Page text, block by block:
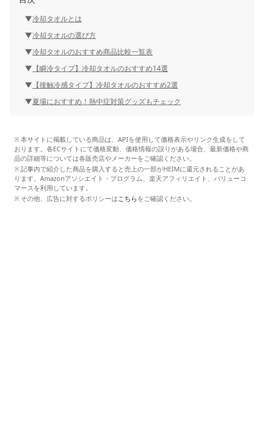
冷却タオルとは
冷却タオルの選び方
冷却タオルのおすすめ商品比較一覧表
【瞬冷タイプ】冷却タオルのおすすめ14選
【接触冷感タイプ】冷却タオルのおすすめ2選
夏場におすすめ！熱中症対策グッズもチェック
本サイトに掲載している商品は、APIを使用して価格表示やリンク生成をして
おります。各ECサイトにて価格変動、価格情報の誤りがある場合、最新価格や商
品の詳細等については各販売店やメーカーをご確認ください。
記事内で紹介した商品を購入すると売上の一部がHEIMに還元されることがあ
ります。Amazonアソシエイト・プログラム、楽天アフィリエイト、バリューコ
マースを利用しています。
その他、広告に対するポリシーはこちらをご確認ください。